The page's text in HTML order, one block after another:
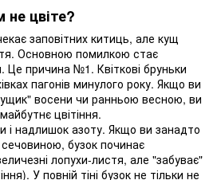
не цвіте?
заповітних китиць, але кущ
Основною помилкою стає
Це причина №1. Квіткові бруньки
пагонів минулого року. Якщо ви
восени чи ранньою весною, ви
цвітіння.
і надлишок азоту. Якщо ви занадто
бузок починає
лопухи-листя, але "забуває"
У повній тіні бузок не тільки не